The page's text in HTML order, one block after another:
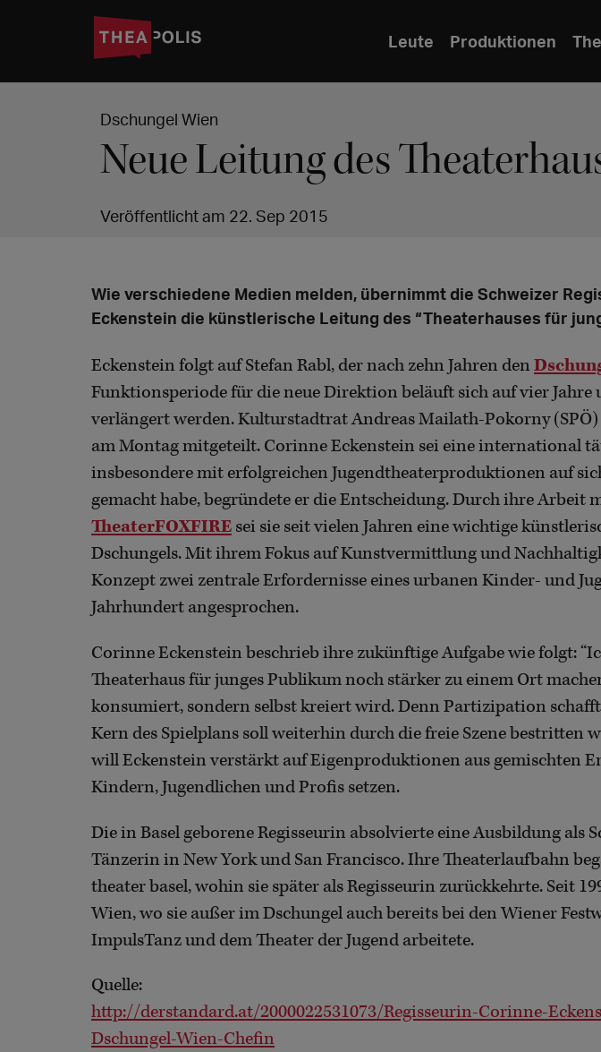
Leute Produktionen
Dschungel Wien
Neue Leitung des
Veröffentlicht am 22. Sep 2015
Wie verschiedene Medien melden, übernimmt die Schweizer
Eckenstein die künstlerische Leitung des “Theaterhauses für
Eckenstein folgt auf Stefan Rabl, der nach zehn Jahren den
Funktionsperiode für die neue Direktion beläuft sich auf vier Jahre
verlängert werden. Kulturstadtrat Andreas Mailath-Pokorny (SPÖ)
am Montag mitgeteilt. Corinne Eckenstein sei eine international
insbesondere mit erfolgreichen Jugendtheaterproduktionen auf
gemacht habe, begründete er die Entscheidung. Durch ihre Arbeit
TheaterFOXFIRE sei sie seit vielen Jahren eine wichtige
Dschungels. Mit ihrem Fokus auf Kunstvermittlung und
Konzept zwei zentrale Erfordernisse eines urbanen Kinder- und
Jahrhundert angesprochen.
Corinne Eckenstein beschrieb ihre zukünftige Aufgabe wie folgt:
Theaterhaus für junges Publikum noch stärker zu einem Ort
konsumiert, sondern selbst kreiert wird. Denn Partizipation
Kern des Spielplans soll weiterhin durch die freie Szene bestritten
will Eckenstein verstärkt auf Eigenproduktionen aus gemischten
Kindern, Jugendlichen und Profis setzen.
Die in Basel geborene Regisseurin absolvierte eine Ausbildung als
Tänzerin in New York und San Francisco. Ihre Theaterlaufbahn
theater basel, wohin sie später als Regisseurin zurückkehrte. Seit
Wien, wo sie außer im Dschungel auch bereits bei den Wiener
ImpulsTanz und dem Theater der Jugend arbeitete.
Quelle:
http://derstandard.at/2000022531073/Regisseurin-Corinne-
Dschungel-Wien-Chefin